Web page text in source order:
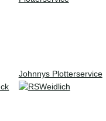
Johnnys Plotterservice